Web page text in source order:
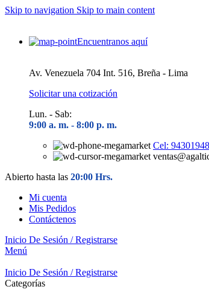
Skip to navigation Skip to main content
Encuentranos aquí
Av. Venezuela 704 Int. 516, Breña - Lima
Solicitar una cotización
Lun. - Sab:
9:00 a. m. - 8:00 p. m.
Cel:
Abierto hasta las 20:00 Hrs.
Mi cuenta
Mis Pedidos
Contáctenos
Inicio De Sesión / Registrarse
Menú
Inicio De Sesión / Registrarse
Categorías